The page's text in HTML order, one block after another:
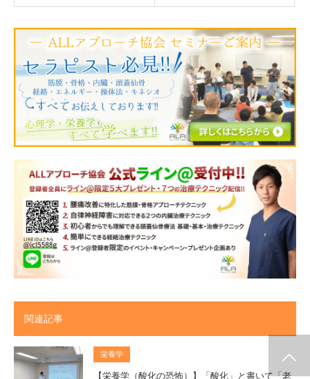
関連記事
栄養学
【栄養学（酸化の恐怖）】「酸化」と書いて「老
施術メルマガ 公式LINE @ 公式YouTube セミナー案内